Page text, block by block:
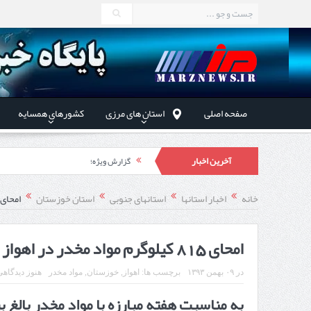
صفحه اصلی استان های مرزی کشورهای همسایه
آخرین اخبار گزارش ویژه؛
طرز تهیه خورش خلال کرمانشاهی +نکات
استاندار اردبیل در دیدار
راه‌اندازی کامل منطقه
خانه اخبار استانها استانهای جنوبی استان خوزستان امحای 815 کیلوگرم مواد مخدر
امحای 815 کیلوگرم مواد مخدر در اهواز
در۰۹ بهمن ۱۳۹۳ برچسب ها: اهواز ,خوزستان,مواد مخدر هنوز